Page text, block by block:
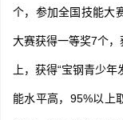
个，参加全国技能大
大赛获得一等奖7个
上，获得“宝钢青少
能水平高，95%以上